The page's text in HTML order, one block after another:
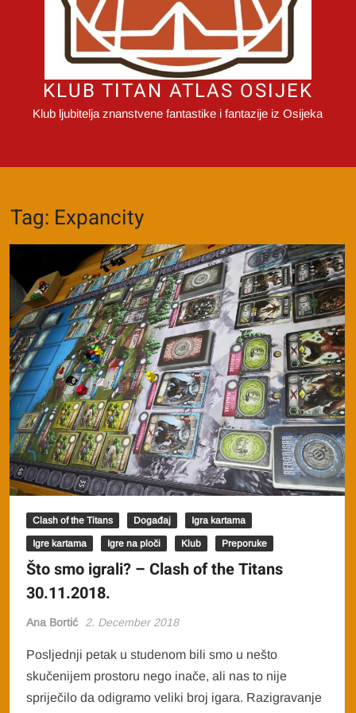
KLUB TITAN ATLAS OSIJEK
Klub ljubitelja znanstvene fantastike i fantazije iz Osijeka
Tag: Expancity
Clash of the Titans Događaj Igra kartama
Igre kartama Igre na ploči Klub Preporuke
Što smo igrali? – Clash of the Titans
30.11.2018.
Ana Bortić 2. December 2018
Posljednji petak u studenom bili smo u nešto
skučenijem prostoru nego inače, ali nas to nije
spriječilo da odigramo veliki broj igara. Razigravanje